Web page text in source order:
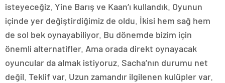
isteyeceğiz. Yine Barış ve Kaan’ı kullandık. Oyunun
içinde yer değiştirdiğimiz de oldu. İkisi hem sağ hem
de sol bek oynayabiliyor. Bu dönemde bizim için
önemli alternatifler. Ama orada direkt oynayacak
oyuncular da almak istiyoruz. Sacha’nın durumu net
değil. Teklif var. Uzun zamandır ilgilenen kulüpler var.